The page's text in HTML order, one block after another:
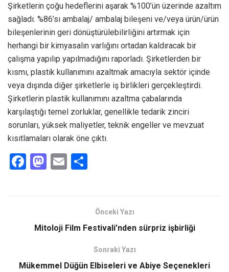
Şirketlerin çoğu hedeflerini aşarak %100’ün üzerinde azaltım
sağladı. %86’sı ambalaj/ ambalaj bileşeni ve/veya ürün/ürün
bileşenlerinin geri dönüştürülebilirliğini artırmak için
herhangi bir kimyasalın varlığını ortadan kaldıracak bir
çalışma yapılıp yapılmadığını raporladı. Şirketlerden bir
kısmı, plastik kullanımını azaltmak amacıyla sektör içinde
veya dışında diğer şirketlerle iş birlikleri gerçekleştirdi.
Şirketlerin plastik kullanımını azaltma çabalarında
karşılaştığı temel zorluklar, genellikle tedarik zinciri
sorunları, yüksek maliyetler, teknik engeller ve mevzuat
kısıtlamaları olarak öne çıktı.
F
k
M
d
n
E
Önceki Yazı
Mitoloji Film Festivali’nden sürpriz işbirliği
Sonraki Yazı
Mükemmel Düğün Elbiseleri ve Abiye Seçenekleri